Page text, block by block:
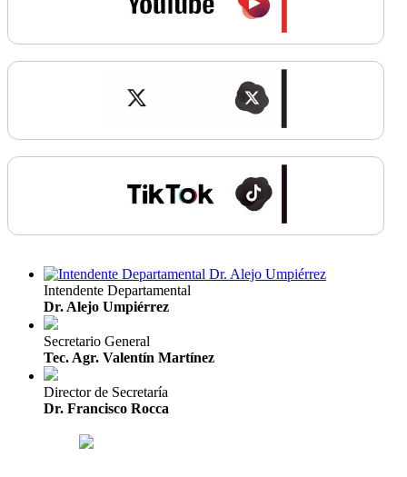
Intendente Departamental
Dr. Alejo Umpiérrez
Secretario General
Tec. Agr. Valentín Martínez
Director de Secretaría
Dr. Francisco Rocca